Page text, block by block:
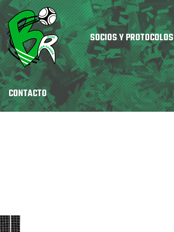
SOCIOS Y PROTOCOLOS
CONTACTO